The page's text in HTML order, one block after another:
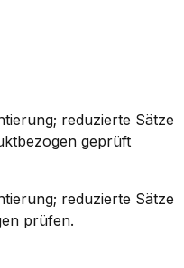
reduzierte Sätze
geprüft
reduzierte Sätze
prüfen.